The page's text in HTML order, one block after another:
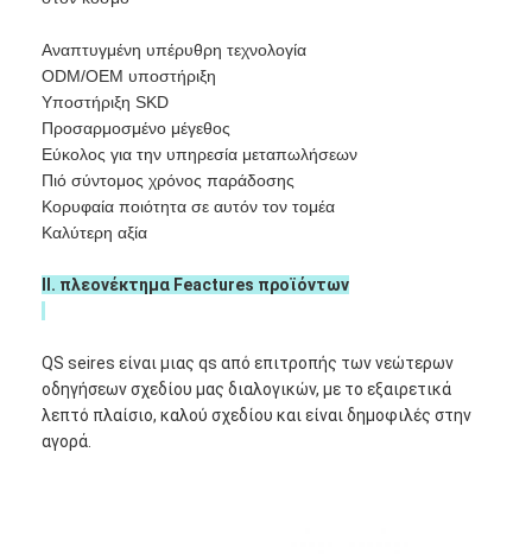
στο διαλογικό whiteboard
υπέρυθρο διαλογικό whiteboard
Διαλογική επίπεδη οθόνη
Διαλογικό όργανο ελέγχου οθόνης αφής
έξυπνος πίνακας LCD
Διαλογική οθόνη αφής Whiteboard
όλοι σε ένα διαλογικό whiteboard
Αναπτυγμένη υπέρυθρη τεχνολογία
ODM/OEM υποστήριξη
Υποστήριξη SKD
Προσαρμοσμένο μέγεθος
Εύκολος για την υπηρεσία μεταπωλήσεων
Πιό σύντομος χρόνος παράδοσης
Κορυφαία ποιότητα σε αυτόν τον τομέα
Καλύτερη αξία
ΙΙ. πλεονέκτημα Feactures προϊόντων
QS seires είναι μιας qs από επιτροπής των νεώτερων
οδηγήσεων σχεδίου μας διαλογικών, με το εξαιρετικά
λεπτό πλαίσιο, καλού σχεδίου και είναι δημοφιλές στην
αγορά.